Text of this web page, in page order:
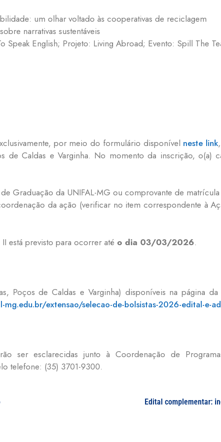
um olhar voltado às cooperativas de reciclagem
narrativas sustentáveis
Speak English; Projeto: Living Abroad; Evento: Spill The
por meio do formulário disponível neste link
de Caldas e Varginha. No momento da inscrição, o(a)
Graduação da UNIFAL-MG ou comprovante de
da ação (verificar no item correspondente à
está previsto para ocorrer até o dia 03/03/2026.
Poços de Caldas e Varginha) disponíveis na página
extensao/selecao-de-bolsistas-2026-edital-e-
ser esclarecidas junto à Coordenação de
telefone: (35) 3701-9300.
Edital complementar: